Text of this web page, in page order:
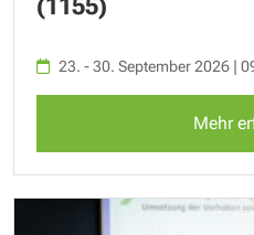
(1155)
23. - 30. September 2026 |
Mehr